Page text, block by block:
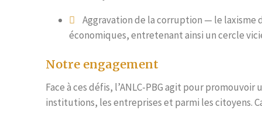
Aggravation de la corruption — le
économiques, entretenant ainsi un cercle
Notre engagement
Face à ces défis, l’ANLC-PBG agit pour
institutions, les entreprises et parmi les citoyens.